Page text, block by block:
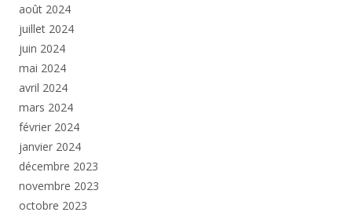
août 2024
juillet 2024
juin 2024
mai 2024
avril 2024
mars 2024
février 2024
janvier 2024
décembre 2023
novembre 2023
octobre 2023